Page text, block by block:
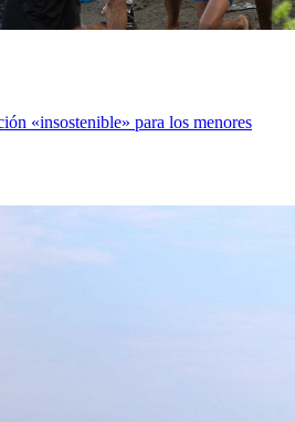
«insostenible» para los menores